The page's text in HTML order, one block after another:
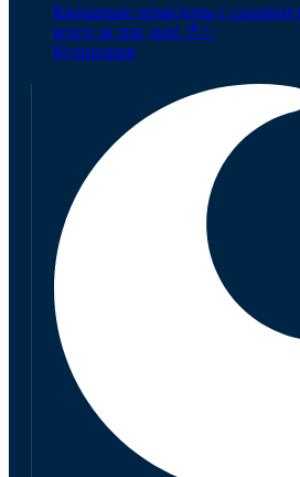
Квашеные помидоры с сахаром
всего за три дня! 🍅✨
Кулинария